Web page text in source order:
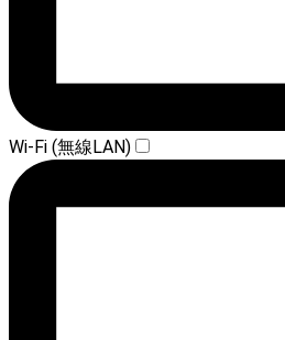
Wi-Fi (無線LAN)